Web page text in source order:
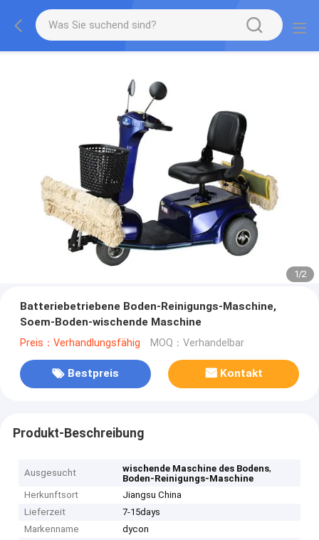
1/2
Batteriebetriebene Boden-Reinigungs-Maschine,
Soem-Boden-wischende Maschine
Preis：Verhandlungsfähig MOQ：Verhandelbar
Bestpreis Kontakt
Produkt-Beschreibung
Ausgesucht wischende Maschine des Bodens,
Boden-Reinigungs-Maschine
Herkunftsort
Jiangsu China
Lieferzeit
7-15days
Markenname
dycon